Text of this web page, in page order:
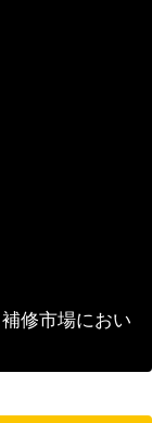
修市場におい